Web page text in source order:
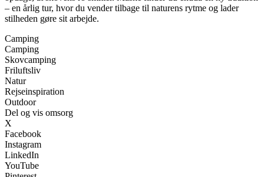
– en årlig tur, hvor du vender tilbage til naturens rytme og lader
stilheden gøre sit arbejde.
Camping
Camping
Skovcamping
Friluftsliv
Natur
Rejseinspiration
Outdoor
Del og vis omsorg
X
Facebook
Instagram
LinkedIn
YouTube